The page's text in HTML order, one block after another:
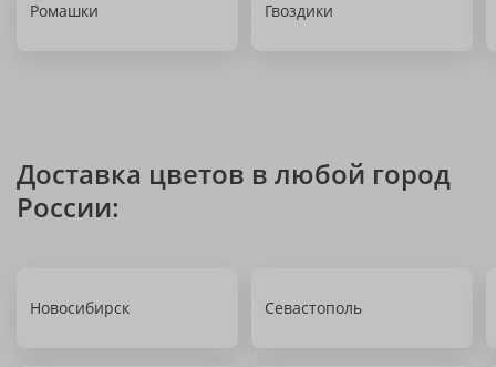
Ромашки Гвоздики
Доставка цветов в любой город
России:
Новосибирск Севастополь